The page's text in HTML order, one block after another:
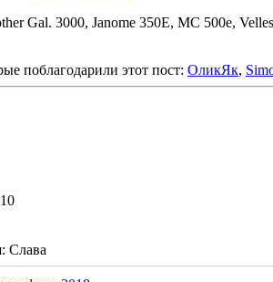
Gal. 3000, Janome 350E, MC 500e,
поблагодарили этот пост: ОликЯк,
Слава